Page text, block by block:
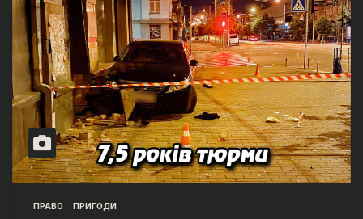
ПРАВО ПРИГОДИ